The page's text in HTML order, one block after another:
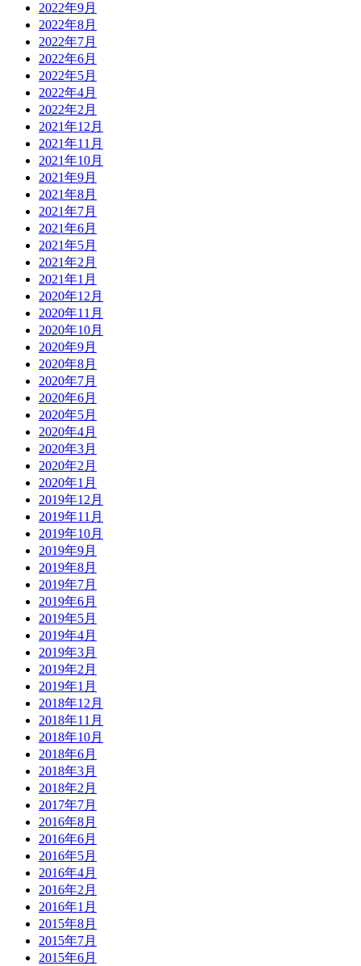
2022年9月
2022年8月
2022年7月
2022年6月
2022年5月
2022年4月
2022年2月
2021年12月
2021年11月
2021年10月
2021年9月
2021年8月
2021年7月
2021年6月
2021年5月
2021年2月
2021年1月
2020年12月
2020年11月
2020年10月
2020年9月
2020年8月
2020年7月
2020年6月
2020年5月
2020年4月
2020年3月
2020年2月
2020年1月
2019年12月
2019年11月
2019年10月
2019年9月
2019年8月
2019年7月
2019年6月
2019年5月
2019年4月
2019年3月
2019年2月
2019年1月
2018年12月
2018年11月
2018年10月
2018年6月
2018年3月
2018年2月
2017年7月
2016年8月
2016年6月
2016年5月
2016年4月
2016年2月
2016年1月
2015年8月
2015年7月
2015年6月